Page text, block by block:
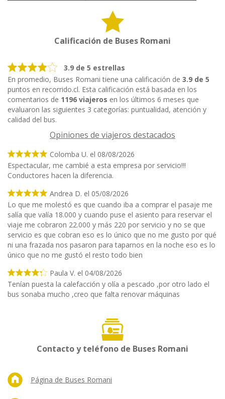
Calificación de Buses Romani
3.9 de 5 estrellas
En promedio, Buses Romani tiene una calificación de 3.9 de 5
puntos en recorrido.cl. Esta calificación está basada en los
comentarios de 1196 viajeros en los últimos 6 meses que
evaluaron las siguientes 3 categorías: puntualidad, atención y
calidad del bus.
Opiniones de viajeros destacados
Colomba U. el 08/08/2026
Espectacular, me cambié a esta empresa por servicio!!!
Conductores hacen la diferencia.
Andrea D. el 05/08/2026
Lo que me molestó es que cuando iba a comprar el pasaje me
salía que valía 18.000 y cuando puse el asiento para reservar el
viaje me cobraron 22.000 y más 220 por servicio y no se que
servicio es que cobran eso es lo único que no me gusto por qué
ni una frazada nos pasaron para taparnos en la noche eso es lo
único que no me gustó el resto todo bien
Paula V. el 04/08/2026
Tenían puesta la calefacción y olía a pescado ,por otro lado el
bus sonaba mucho ,creo que falta renovar máquinas
Contacto y teléfono de Buses Romani
Página de Buses Romani